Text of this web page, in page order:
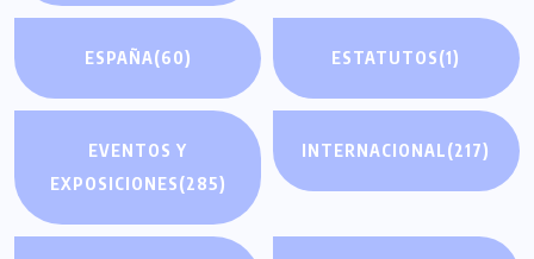
ESPAÑA(60) ESTATUTOS(1)
EVENTOS Y
EXPOSICIONES(285)
INTERNACIONAL(217)